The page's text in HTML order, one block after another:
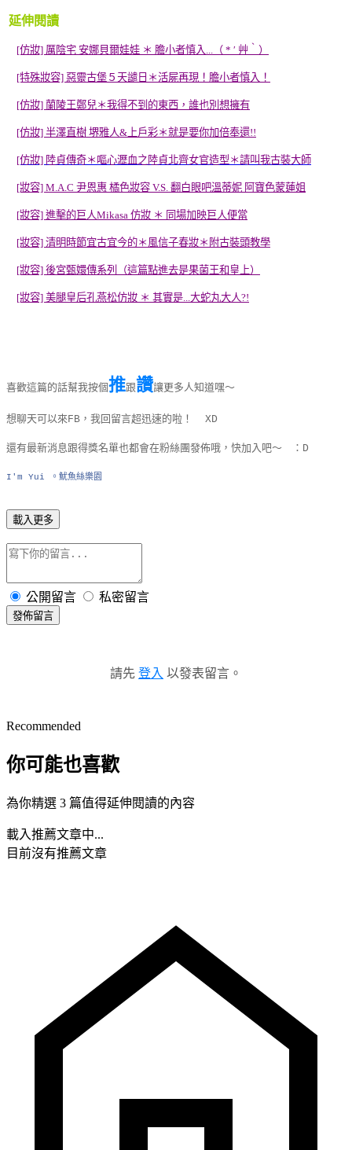
延伸閱讀
[仿妝] 厲陰宅 安娜貝爾娃娃 ＊ 膽小者慎入...（ * ′ 艸‵）
[特殊妝容] 惡靈古堡５天譴日＊活屍再現！膽小者慎入！
[仿妝] 蘭陵王鄭兒＊我得不到的東西，誰也別想擁有
[仿妝] 半澤直樹 堺雅人&上戶彩＊就是要你加倍奉還!!
[仿妝] 陸貞傳奇＊嘔心瀝血之陸貞北齊女官造型＊請叫我古裝大師
[妝容] M.A.C 尹恩惠 橘色妝容 V.S. 翻白眼吧溫蒂妮 阿寶色蒙蓮姐
[妝容] 進擊的巨人Mikasa 仿妝 ＊ 同場加映巨人便當
[妝容] 清明時節宜古宜今的＊風信子春妝＊附古裝頭教學
[妝容] 後宮甄嬛傳系列（這篇點進去是果菌王和皇上）
[妝容] 美腿皇后孔燕松仿妝 ＊ 其實是...大蛇丸大人?!
喜歡這篇的話幫我按個推跟讚讓更多人知道嘿～
想聊天可以來FB，我回留言超迅速的啦！ XD
還有最新消息跟得獎名單也都會在粉絲團發佈哦，快加入吧～ ：D
I'm Yui 。魷魚絲樂園
載入更多
公開留言 私密留言
發佈留言
請先 登入 以發表留言。
Recommended
你可能也喜歡
為你精選 3 篇值得延伸閱讀的內容
載入推薦文章中...
目前沒有推薦文章